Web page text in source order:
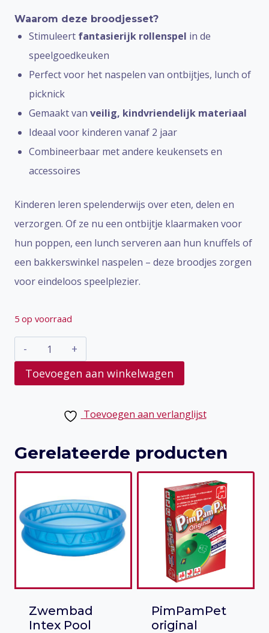
Waarom deze broodjesset?
Stimuleert fantasierijk rollenspel in de
speelgoedkeuken
Perfect voor het naspelen van ontbijtjes, lunch of
picknick
Gemaakt van veilig, kindvriendelijk materiaal
Ideaal voor kinderen vanaf 2 jaar
Combineerbaar met andere keukensets en
accessoires
Kinderen leren spelenderwijs over eten, delen en
verzorgen. Of ze nu een ontbijtje klaarmaken voor
hun poppen, een lunch serveren aan hun knuffels of
een bakkerswinkel naspelen – deze broodjes zorgen
voor eindeloos speelplezier.
5 op voorraad
Speelzak
met
Broodjes
Toevoegen aan winkelwagen
Toevoegen aan verlanglijst
Gerelateerde producten
Zwembad
Intex Pool
PimPamPet
original